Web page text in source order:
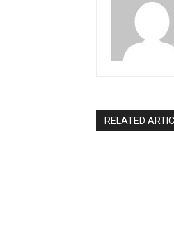
RELATED